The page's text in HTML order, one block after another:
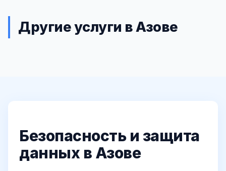
Другие услуги в Азове
Безопасность и защита
данных в Азове